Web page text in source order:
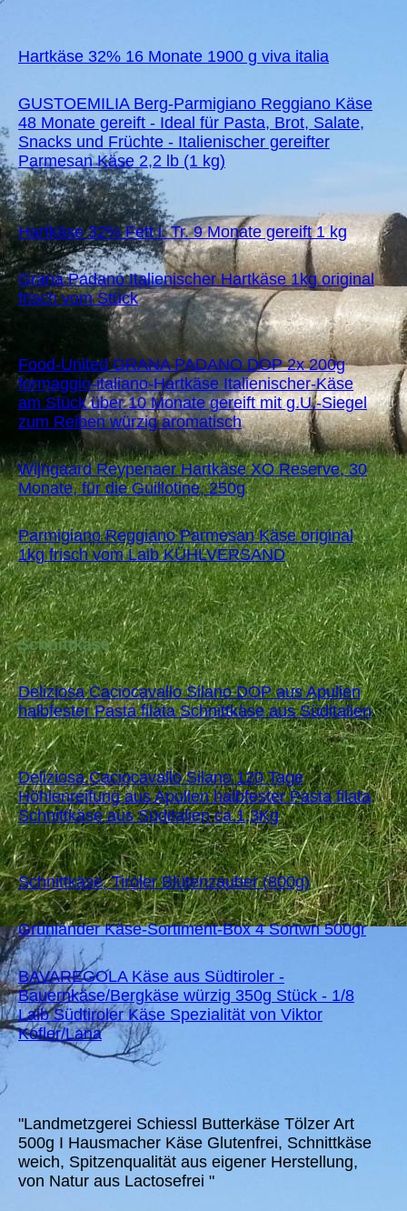
Hartkäse 32% 16 Monate 1900 g viva italia
GUSTOEMILIA Berg-Parmigiano Reggiano Käse
48 Monate gereift - Ideal für Pasta, Brot, Salate,
Snacks und Früchte - Italienischer gereifter
Parmesan Käse 2,2 lb (1 kg)
Hartkäse 32% Fett i. Tr. 9 Monate gereift 1 kg
Grana Padano Italienischer Hartkäse 1kg original
frisch vom Stück
Food-United GRANA PADANO DOP 2x 200g
formaggio-italiano-Hartkäse Italienischer-Käse
am Stück über 10 Monate gereift mit g.U.-Siegel
zum Reiben würzig aromatisch
Wijngaard Reypenaer Hartkäse XO Reserve, 30
Monate, für die Guillotine, 250g
Parmigiano Reggiano Parmesan Käse original
1kg frisch vom Laib KÜHLVERSAND
Schnittkäse
Deliziosa Caciocavallo Silano DOP aus Apulien
halbfester Pasta filata Schnittkäse aus Süditalien
Deliziosa Caciocavallo Silano 120 Tage
Höhlenreifung aus Apulien halbfester Pasta filata
Schnittkäse aus Süditalien ca.1,3Kg
Schnittkäse, Tiroler Blütenzauber (800g)
Grünländer Käse-Sortiment-Box 4 Sortwn 500gr
BAVAREGOLA Käse aus Südtiroler -
Bauernkäse/Bergkäse würzig 350g Stück - 1/8
Laib Südtiroler Käse Spezialität von Viktor
Kofler/Lana
"Landmetzgerei Schiessl Butterkäse Tölzer Art
500g I Hausmacher Käse Glutenfrei, Schnittkäse
weich, Spitzenqualität aus eigener Herstellung,
von Natur aus Lactosefrei "